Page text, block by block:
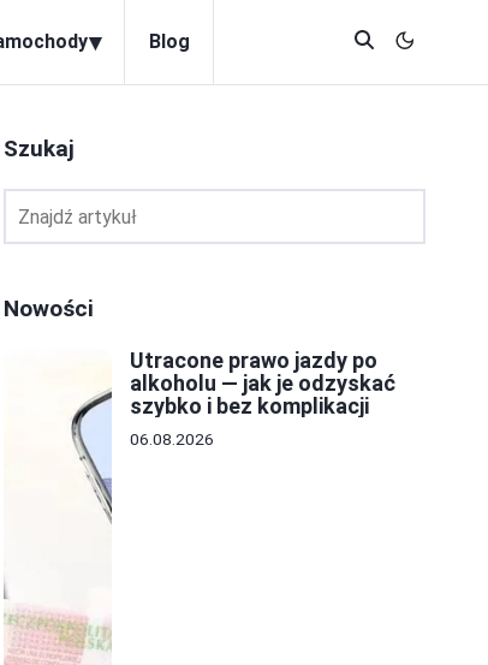
▾ Blog
Szukaj
Nowości
Utracone prawo jazdy po
alkoholu — jak je odzyskać
szybko i bez komplikacji
06.08.2026